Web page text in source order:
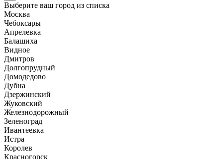
Выберите ваш город из списка
Москва
Чебоксары
Апрелевка
Балашиха
Видное
Дмитров
Долгопрудный
Домодедово
Дубна
Дзержинский
Жуковский
Железнодорожный
Зеленоград
Ивантеевка
Истра
Королев
Красногорск